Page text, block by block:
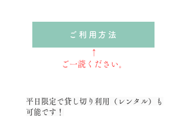
ご利用方法
↑
ご一読ください。
平日限定で貸し切り利用（レンタル）も
可能です！